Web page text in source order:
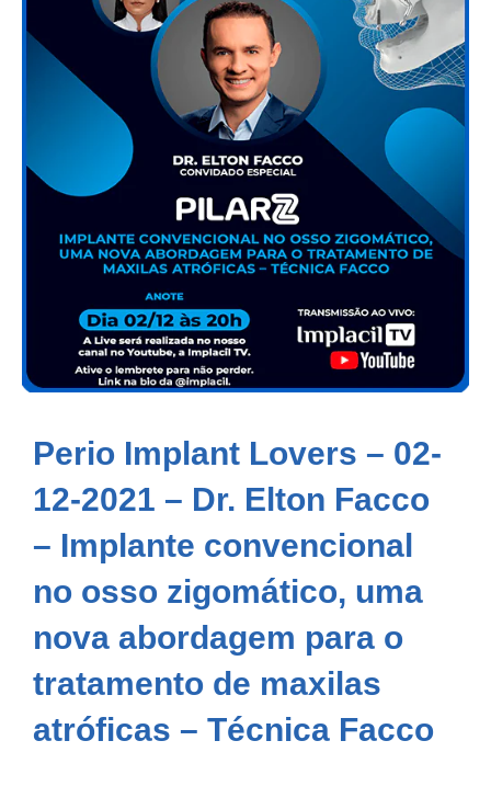
Perio Implant Lovers – 02-
12-2021 – Dr. Elton Facco
– Implante convencional
no osso zigomático, uma
nova abordagem para o
tratamento de maxilas
atróficas – Técnica Facco